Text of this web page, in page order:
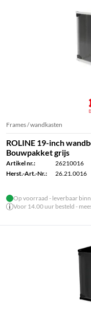
Frames / wandkasten
ROLINE 19-inch
Bouwpakket grijs
Artikel nr.:
26210016
Herst.-Art.-Nr.:
26.21.0016
Op voorraad - leverbaar
Voor 14.00 uur besteld -